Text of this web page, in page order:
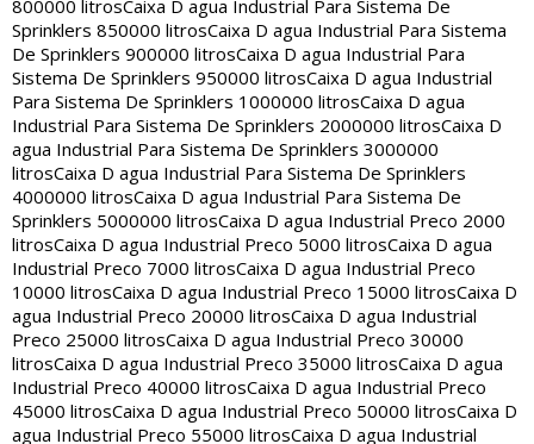
800000 litrosCaixa D agua Industrial Para Sistema De
Sprinklers 850000 litrosCaixa D agua Industrial Para Sistema
De Sprinklers 900000 litrosCaixa D agua Industrial Para
Sistema De Sprinklers 950000 litrosCaixa D agua Industrial
Para Sistema De Sprinklers 1000000 litrosCaixa D agua
Industrial Para Sistema De Sprinklers 2000000 litrosCaixa D
agua Industrial Para Sistema De Sprinklers 3000000
litrosCaixa D agua Industrial Para Sistema De Sprinklers
4000000 litrosCaixa D agua Industrial Para Sistema De
Sprinklers 5000000 litrosCaixa D agua Industrial Preco 2000
litrosCaixa D agua Industrial Preco 5000 litrosCaixa D agua
Industrial Preco 7000 litrosCaixa D agua Industrial Preco
10000 litrosCaixa D agua Industrial Preco 15000 litrosCaixa D
agua Industrial Preco 20000 litrosCaixa D agua Industrial
Preco 25000 litrosCaixa D agua Industrial Preco 30000
litrosCaixa D agua Industrial Preco 35000 litrosCaixa D agua
Industrial Preco 40000 litrosCaixa D agua Industrial Preco
45000 litrosCaixa D agua Industrial Preco 50000 litrosCaixa D
agua Industrial Preco 55000 litrosCaixa D agua Industrial